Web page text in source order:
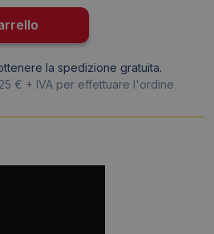
4841-
23
(conf.2)
quantità
la spedizione gratuita.
€ + IVA per effettuare l'ordine